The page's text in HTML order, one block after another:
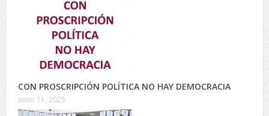
CON PROSCRIPCIÓN POLÍTICA NO HAY DEMOCRACIA
junio 11, 2025